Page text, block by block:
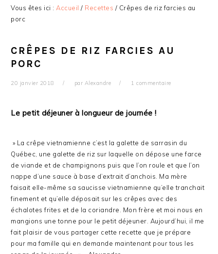
Vous êtes ici : Accueil / Recettes / Crêpes de riz farcies au
porc
CRÊPES DE RIZ FARCIES AU
PORC
20 janvier 2018 par Alexandre 1 commentaire
Le petit déjeuner à longueur de journée !
» La crêpe vietnamienne c’est la galette de sarrasin du
Québec, une galette de riz sur laquelle on dépose une farce
de viande et de champignons puis que l’on roule et que l’on
nappe d’une sauce à base d’extrait d’anchois. Ma mère
faisait elle-même sa saucisse vietnamienne qu’elle tranchait
finement et qu’elle déposait sur les crêpes avec des
échalotes frites et de la coriandre. Mon frère et moi nous en
mangions une tonne pour le petit déjeuner. Aujourd’hui, il me
fait plaisir de vous partager cette recette que je prépare
pour ma famille qui en demande maintenant pour tous les